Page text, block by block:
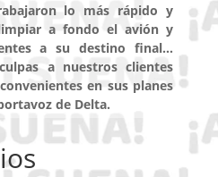
lo más rápido y
a fondo el avión y
a su destino final…
a nuestros clientes
en sus planes
de Delta.